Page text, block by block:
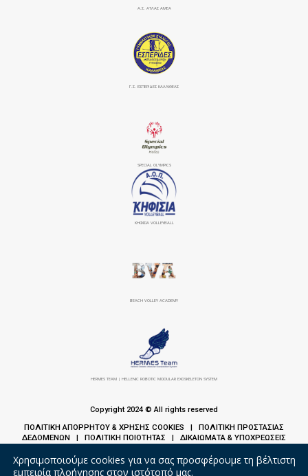
Α.Σ. ΑΤΛΑΣ ΑΜΕΑ
Γ.Σ. ΕΣΠΕΡΙΔΕΣ ΚΑΛΛΙΘΕΑΣ
SPECIAL OLYMPICS
ΚΗΦΙΣΙΆ VOLLEYBALL
BEACH VOLLEY ACADEMY
HERMES TEAM | HELLENIC ROBOTIC MODULAR EXOSKELETON SYSTEM
Copyright 2024 © All rights reserved
ΠΟΛΙΤΙΚΗ ΑΠΟΡΡΗΤΟΥ & ΧΡΗΣΗΣ COOKIES
ΠΟΛΙΤΙΚΗ ΠΡΟΣΤΑΣΙΑΣ
ΔΕΔΟΜΕΝΩΝ
ΠΟΛΙΤΙΚΗ ΠΟΙΟΤΗΤΑΣ
ΔΙΚΑΙΩΜΑΤΑ & ΥΠΟΧΡΕΩΣΕΙΣ
Χρησιμοποιούμε cookies για να σας προσφέρουμε τη βέλτιστη
εμπειρία πλοήγησης στον ιστότοπό μας.